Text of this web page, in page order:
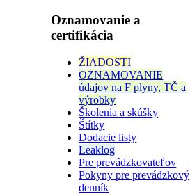
Oznamovanie a
certifikácia
ŽIADOSTI
OZNAMOVANIE
údajov na F plyny, TČ a
výrobky
Školenia a skúšky
Štítky
Dodacie listy
Leaklog
Pre prevádzkovateľov
Pokyny pre prevádzkový
denník